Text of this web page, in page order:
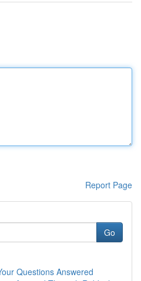
Report Page
Go
Questions Answered